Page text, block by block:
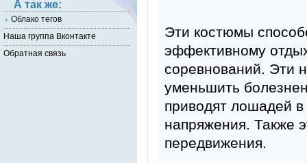
Эти костюмы
эффективному
соревнований. Эти
уменьшить
приводят лошадей
напряжения. Также
передвижения.
А так же:
Облако тегов
Наша группа Вконтакте
Обратная связь